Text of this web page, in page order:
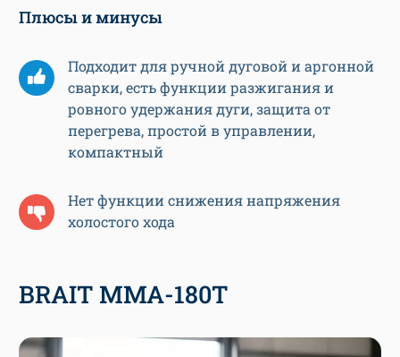
Плюсы и минусы
Подходит для ручной дуговой и аргонной
сварки, есть функции разжигания и
ровного удержания дуги, защита от
перегрева, простой в управлении,
компактный
Нет функции снижения напряжения
холостого хода
BRAIT MMA-180T